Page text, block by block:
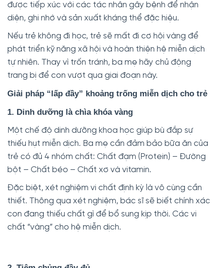
được tiếp xúc với các tác nhân gây bệnh để nhận
diện, ghi nhớ và sản xuất kháng thể đặc hiệu.
Nếu trẻ không đi học, trẻ sẽ mất đi cơ hội vàng để
phát triển kỹ năng xã hội và hoàn thiện hệ miễn dịch
tự nhiên. Thay vì trốn tránh, ba mẹ hãy chủ động
trang bị để con vượt qua giai đoạn này.
Giải pháp “lấp đầy” khoảng trống miễn dịch cho trẻ
1. Dinh dưỡng là chìa khóa vàng
Một chế độ dinh dưỡng khoa học giúp bù đắp sự
thiếu hụt miễn dịch. Ba mẹ cần đảm bảo bữa ăn của
trẻ có đủ 4 nhóm chất: Chất đạm (Protein) – Đường
bột – Chất béo – Chất xơ và vitamin.
Đặc biệt, xét nghiệm vi chất định kỳ là vô cùng cần
thiết. Thông qua xét nghiệm, bác sĩ sẽ biết chính xác
con đang thiếu chất gì để bổ sung kịp thời. Các vi
chất “vàng” cho hệ miễn dịch.